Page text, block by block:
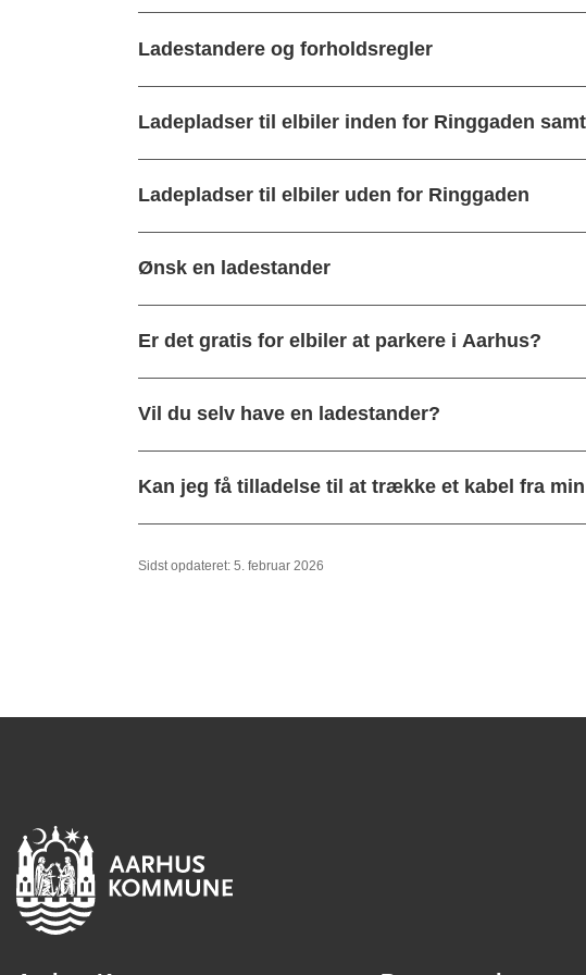
Ladestandere og forholdsregler
Ladepladser til elbiler inden for Ringgaden
Ladepladser til elbiler uden for Ringgaden
Ønsk en ladestander
Er det gratis for elbiler at parkere i Aarhus?
Vil du selv have en ladestander?
Kan jeg få tilladelse til at trække et kabel fra
Sidst opdateret: 5. februar 2026